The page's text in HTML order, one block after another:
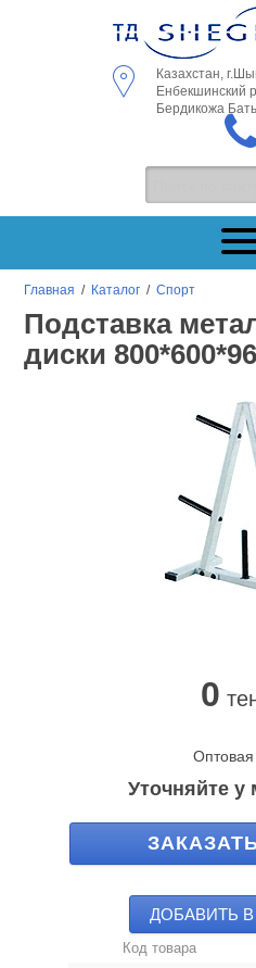
Казахстан,
Енбекшинский
Бердикожа
Главная / Каталог /Спорт
Подставка
диски
0
Уточняйте у
ДОБАВИТЬ
Код товара